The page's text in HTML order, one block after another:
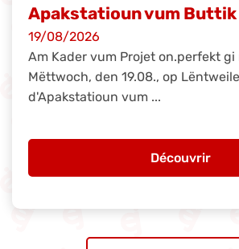
Apakstatioun vum
19/08/2026
Am Kader vum Projet on.perfekt gi
Mëttwoch, den 19.08., op
d'Apakstatioun vum ...
Découvrir